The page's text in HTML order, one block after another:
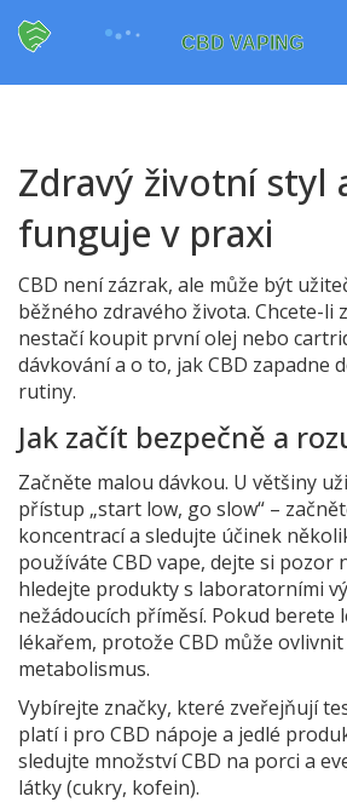
Zdravý životní styl
funguje v praxi
CBD není zázrak, ale může být
běžného zdravého života. Chcete-li
nestačí koupit první olej nebo
dávkování a o to, jak CBD zapadne
rutiny.
Jak začít bezpečně a
Začněte malou dávkou. U většiny
přístup „start low, go slow“ –
koncentrací a sledujte účinek
používáte CBD vape, dejte si pozor
hledejte produkty s laboratorními
nežádoucích příměsí. Pokud berete
lékařem, protože CBD může ovlivnit
metabolismus.
Vybírejte značky, které zveřejňují
platí i pro CBD nápoje a jedlé
sledujte množství CBD na porci a
látky (cukry, kofein).